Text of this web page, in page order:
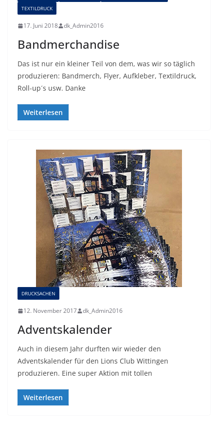
TEXTILDRUCK
17. Juni 2018 dk_Admin2016
Bandmerchandise
Das ist nur ein kleiner Teil von dem, was wir so täglich
produzieren: Bandmerch, Flyer, Aufkleber, Textildruck,
Roll-up´s usw. Danke
Weiterlesen
DRUCKSACHEN
12. November 2017 dk_Admin2016
Adventskalender
Auch in diesem Jahr durften wir wieder den
Adventskalender für den Lions Club Wittingen
produzieren. Eine super Aktion mit tollen
Weiterlesen